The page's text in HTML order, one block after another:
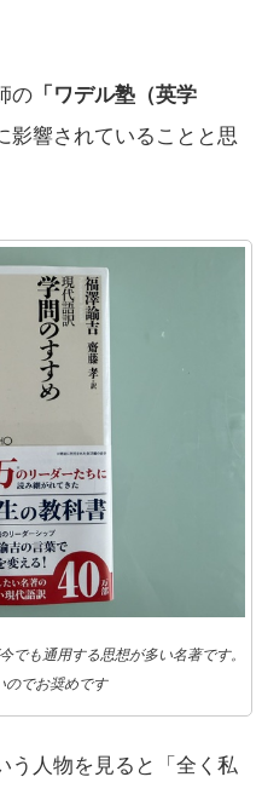
の 「ワデル塾（英学
影響されていることと思
でも通用する思想が多い名著です。
のでお奨めです
う人物を見ると「全く私